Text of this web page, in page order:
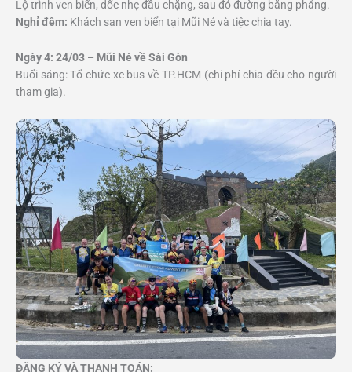
Lộ trình ven biển, dốc nhẹ đầu chặng, sau đó đường bằng phẳng.
Nghỉ đêm: Khách sạn ven biển tại Mũi Né và tiệc chia tay.
Ngày 4: 24/03 – Mũi Né về Sài Gòn
Buổi sáng: Tổ chức xe bus về TP.HCM (chi phí chia đều cho người
tham gia).
ĐĂNG KÝ VÀ THANH TOÁN: